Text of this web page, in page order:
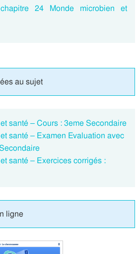
24 Monde microbien et
au sujet
santé – Cours : 3eme Secondaire
santé – Examen Evaluation avec
santé – Exercices corrigés :
ligne